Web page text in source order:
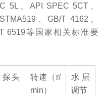
5L、API SPEC 5CT、
、GB/T 4162、
6519等国家相关标准要
头
转速（r/
min）
水层
调节